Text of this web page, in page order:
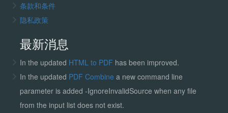
条款和条件
隐私政策
最新消息
In the updated HTML to PDF has been improved.
In the updated PDF Combine a new command line
parameter is added -IgnoreInvalidSource when any file
from the input list does not exist.